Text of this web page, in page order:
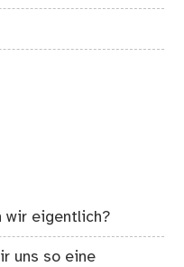
wir eigentlich?
uns so eine